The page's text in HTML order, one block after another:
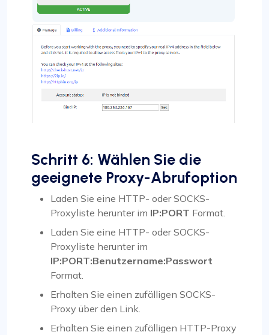
Schritt 6: Wählen Sie die
geeignete Proxy-Abrufoption
Laden Sie eine HTTP- oder SOCKS-
Proxyliste herunter im IP:PORT Format.
Laden Sie eine HTTP- oder SOCKS-
Proxyliste herunter im
IP:PORT:Benutzername:Passwort
Format.
Erhalten Sie einen zufälligen SOCKS-
Proxy über den Link.
Erhalten Sie einen zufälligen HTTP-Proxy